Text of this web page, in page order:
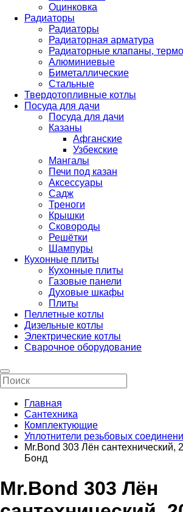
Оцинковка
Радиаторы
Радиаторы
Радиаторная арматура
Радиаторные клапаны,
Алюминиевые
Биметаллические
Стальные
Твердотопливные котлы
Посуда для дачи
Посуда для дачи
Казаны
Афганские
Узбекские
Мангалы
Печи под казан
Аксессуары
Садж
Треноги
Крышки
Сковороды
Решётки
Шампуры
Кухонные плиты
Кухонные плиты
Газовые панели
Духовые шкафы
Плиты
Пеллетные котлы
Дизельные котлы
Электрические котлы
Сварочное оборудование
Главная
Сантехника
Комплектующие
Уплотнители резьбовых
Mr.Bond 303 Лён сантехнический,
Бонд
Mr.Bond 303 Лён